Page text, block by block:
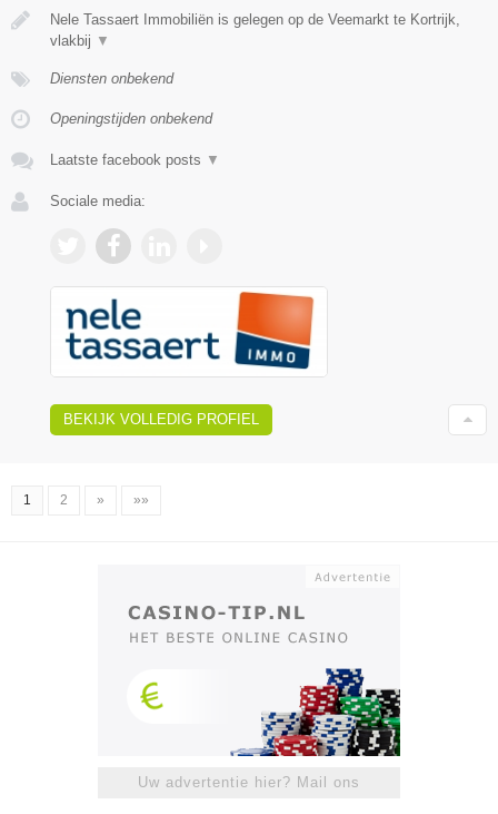
Nele Tassaert Immobiliën is gelegen op de Veemarkt te Kortrijk,
vlakbij ▼
Diensten onbekend
Openingstijden onbekend
Laatste facebook posts ▼
Sociale media:
BEKIJK VOLLEDIG PROFIEL
1 2 » »»
Uw advertentie hier? Mail ons